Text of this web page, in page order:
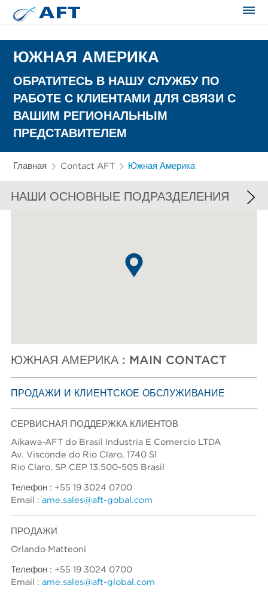
ЮЖНАЯ АМЕРИКА
ОБРАТИТЕСЬ В НАШУ СЛУЖБУ ПО
РАБОТЕ С КЛИЕНТАМИ ДЛЯ СВЯЗИ С
ВАШИМ РЕГИОНАЛЬНЫМ
ПРЕДСТАВИТЕЛЕМ
Главная Contact AFT Южная Америка
НАШИ ОСНОВНЫЕ ПОДРАЗДЕЛЕНИЯ
СЕВЕРНАЯ АМЕРИКА
ЮЖНАЯ АМЕРИКА : MAIN CONTACT
ПРОДАЖИ И КЛИЕНТСКОЕ ОБСЛУЖИВАНИЕ
СЕРВИСНАЯ ПОДДЕРЖКА КЛИЕНТОВ
Aikawa-AFT do Brasil Industria E Comercio LTDA
Av. Visconde do Rio Claro, 1740 Sl
Rio Claro, SP CEP 13.500-505 Brasil
Телефон : +55 19 3024 0700
Email :ame.sales@aft-gobal.com
ПРОДАЖИ
Orlando Matteoni
Телефон : +55 19 3024 0700
Email :ame.sales@aft-global.com